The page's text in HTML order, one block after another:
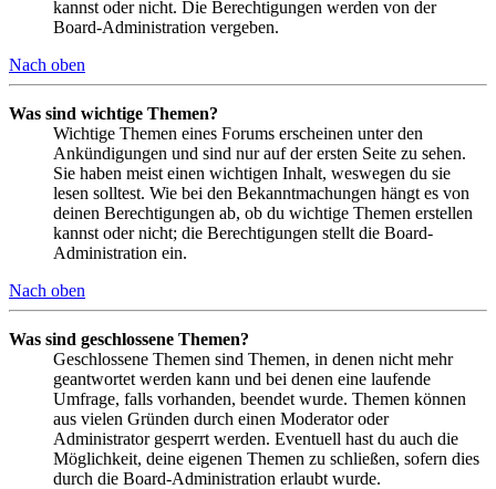
kannst oder nicht. Die Berechtigungen werden von der
Board-Administration vergeben.
Nach oben
Was sind wichtige Themen?
Wichtige Themen eines Forums erscheinen unter den
Ankündigungen und sind nur auf der ersten Seite zu sehen.
Sie haben meist einen wichtigen Inhalt, weswegen du sie
lesen solltest. Wie bei den Bekanntmachungen hängt es von
deinen Berechtigungen ab, ob du wichtige Themen erstellen
kannst oder nicht; die Berechtigungen stellt die Board-
Administration ein.
Nach oben
Was sind geschlossene Themen?
Geschlossene Themen sind Themen, in denen nicht mehr
geantwortet werden kann und bei denen eine laufende
Umfrage, falls vorhanden, beendet wurde. Themen können
aus vielen Gründen durch einen Moderator oder
Administrator gesperrt werden. Eventuell hast du auch die
Möglichkeit, deine eigenen Themen zu schließen, sofern dies
durch die Board-Administration erlaubt wurde.